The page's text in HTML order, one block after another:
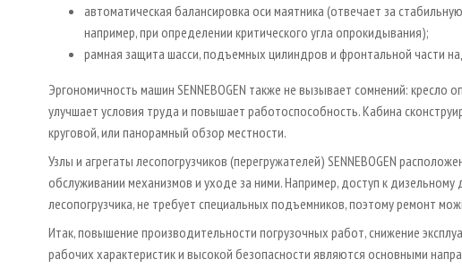
автоматическая балансировка оси маятника (отвечает за
например, при определении критического угла опрокидывания);
рамная защита шасси, подъемных цилиндров и фронтальной части
Эргономичность машин SENNEBOGEN также не вызывает сомнений:
улучшает условия труда и повышает работоспособность. Кабина
круговой, или панорамный обзор местности.
Узлы и агрегаты лесопогрузчиков (перегружателей) SENNEBOGEN
обслуживании механизмов и уходе за ними. Например, доступ к
лесопогрузчика, не требует специальных подъемников, поэтому ремонт
Итак, повышение производительности погрузочных работ, снижение
рабочих характеристик и высокой безопасности являются основными